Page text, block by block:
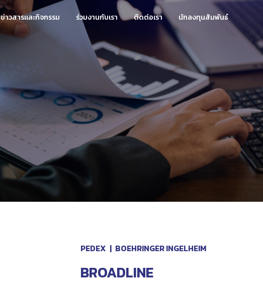
ข่าวสารและกิจกรรม ร่วมงานกับเรา ติดต่อเรา นักลงทุนสัมพันธ์
PEDEX | BOEHRINGER INGELHEIM
BROADLINE